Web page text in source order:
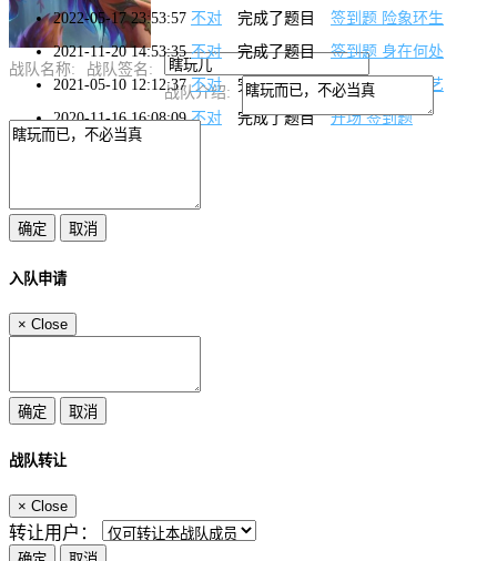
2022-05-17 23:53:57 不对 完成了题目
签到题 险象环生
2021-11-20 14:53:35 不对 完成了题目
签到题 身在何处
2021-05-10 12:12:37 不对 完成了题目
签到题 拜师学艺
2020-11-16 16:08:09 不对 完成了题目 开场 签到题
战队名称:
战队签名:
战队介绍:
入队申请
× Close
战队转让
× Close
转让用户：